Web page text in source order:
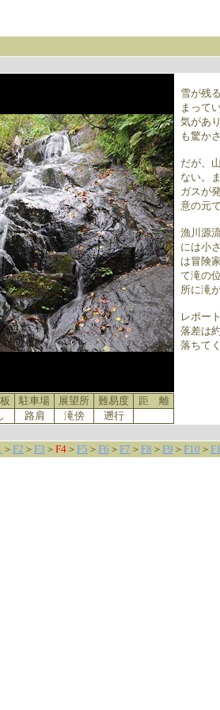
雪が残
まって
気があ
も驚か
だが、
ない。
ガスが
意の元
漁川源
には小
は冒険
て滝の
所に滝
レポー
落差は
落ちて
駐車場 展望所 難易度
距 離
路肩 滝傍 遡行
＞ F2 ＞ F3 ＞ F4 ＞ F5 ＞ F6 ＞ F7 ＞ F8 ＞ F9 ＞ F10 ＞